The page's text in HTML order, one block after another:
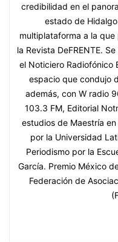
credibilidad en el
estado de
multiplataforma a la
la Revista DeFRENTE.
el Noticiero Radiofónico
espacio que condujo
además, con W radio
103.3 FM, Editorial
estudios de Maestría
por la Universidad
Periodismo por la
García. Premio México
Federación de